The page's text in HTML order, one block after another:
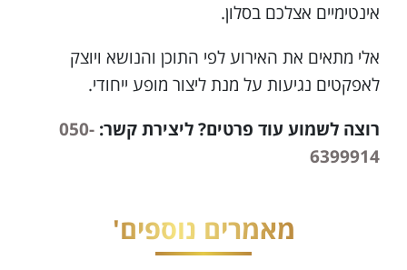
אינטימיים אצלכם בסלון.
אלי מתאים את האירוע לפי התוכן והנושא ויוצק
לאפקטים נגיעות על מנת ליצור מופע ייחודי.
רוצה לשמוע עוד פרטים? ליצירת קשר:050-
6399914
מאמרים נוספים'